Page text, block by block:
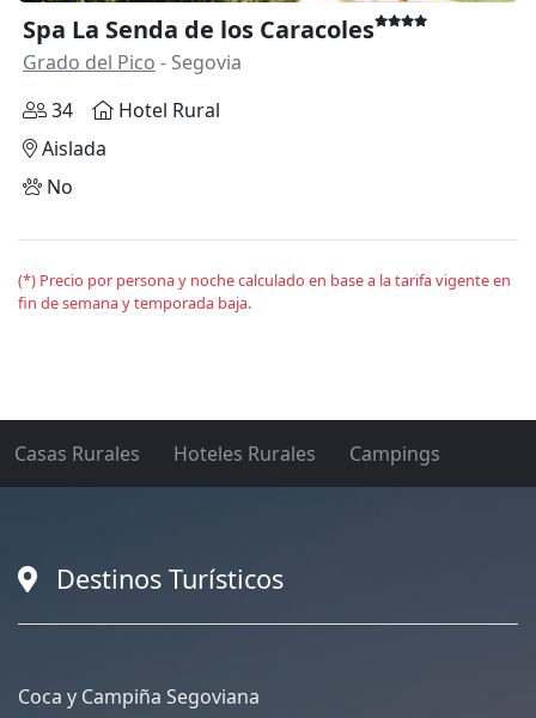
Spa La Senda de los Caracoles
Grado del Pico - Segovia
34
Hotel Rural
Aislada
No
(*) Precio por persona y noche calculado en base a la tarifa vigente en
fin de semana y temporada baja.
Casas Rurales Hoteles Rurales Campings
Destinos Turísticos
Coca y Campiña Segoviana